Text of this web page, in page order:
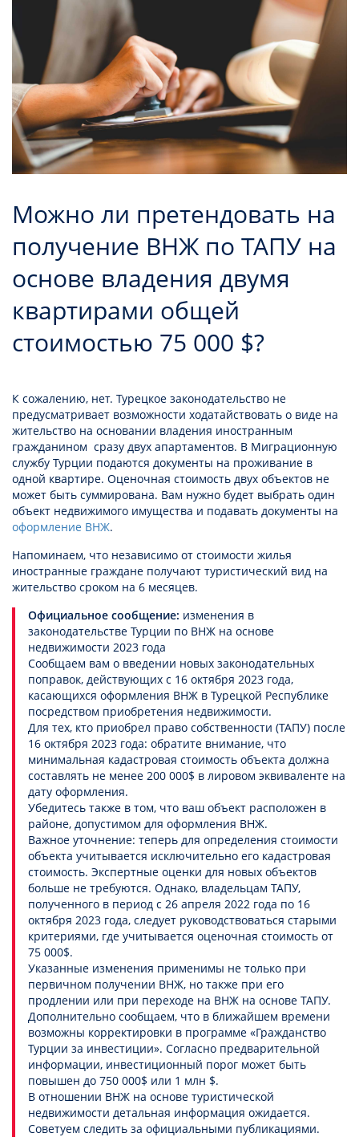
Можно ли претендовать на
получение ВНЖ по ТАПУ на
основе владения двумя
квартирами общей
стоимостью 75 000 $?
К сожалению, нет. Турецкое законодательство не
предусматривает возможности ходатайствовать о виде на
жительство на основании владения иностранным
гражданином сразу двух апартаментов. В Миграционную
службу Турции подаются документы на проживание в
одной квартире. Оценочная стоимость двух объектов не
может быть суммирована. Вам нужно будет выбрать один
объект недвижимого имущества и подавать документы на
оформление ВНЖ.
Напоминаем, что независимо от стоимости жилья
иностранные граждане получают туристический вид на
жительство сроком на 6 месяцев.
Официальное сообщение: изменения в
законодательстве Турции по ВНЖ на основе
недвижимости 2023 года
Сообщаем вам о введении новых законодательных
поправок, действующих с 16 октября 2023 года,
касающихся оформления ВНЖ в Турецкой Республике
посредством приобретения недвижимости.
Для тех, кто приобрел право собственности (ТАПУ) после
16 октября 2023 года: обратите внимание, что
минимальная кадастровая стоимость объекта должна
составлять не менее 200 000$ в лировом эквиваленте на
дату оформления.
Убедитесь также в том, что ваш объект расположен в
районе, допустимом для оформления ВНЖ.
Важное уточнение: теперь для определения стоимости
объекта учитывается исключительно его кадастровая
стоимость. Экспертные оценки для новых объектов
больше не требуются. Однако, владельцам ТАПУ,
полученного в период с 26 апреля 2022 года по 16
октября 2023 года, следует руководствоваться старыми
критериями, где учитывается оценочная стоимость от
75 000$.
Указанные изменения применимы не только при
первичном получении ВНЖ, но также при его
продлении или при переходе на ВНЖ на основе ТАПУ.
Дополнительно сообщаем, что в ближайшем времени
возможны корректировки в программе «Гражданство
Турции за инвестиции». Согласно предварительной
информации, инвестиционный порог может быть
повышен до 750 000$ или 1 млн $.
В отношении ВНЖ на основе туристической
недвижимости детальная информация ожидается.
Советуем следить за официальными публикациями.